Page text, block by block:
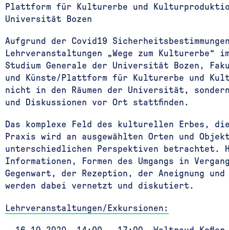
Plattform für Kulturerbe und
Universität Bozen
Aufgrund der Covid19
Lehrveranstaltungen „Wege zum Kulturerbe“ im
Studium Generale der Universität Bozen,
und Künste/Plattform für Kulturerbe und
nicht in den Räumen der Universität,
und Diskussionen vor Ort stattfinden.
Das komplexe Feld des kulturellen Erbes,
Praxis wird an ausgewählten Orten und
unterschiedlichen Perspektiven betrachtet.
Informationen, Formen des Umgangs in
Gegenwart, der Rezeption, der Aneignung
werden dabei vernetzt und diskutiert.
Lehrveranstaltungen/Exkursionen: